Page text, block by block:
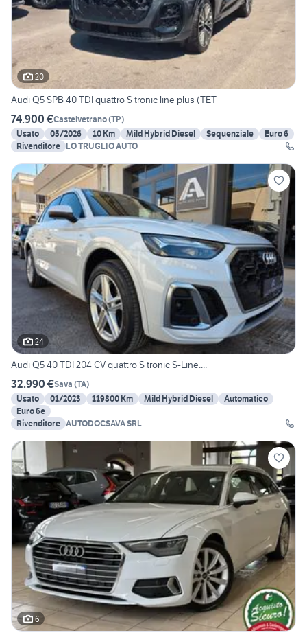
20
Audi Q5 SPB 40 TDI quattro S tronic line plus (TET
74.900 €Castelvetrano(TP)
Usato
05/2026 10 Km Mild Hybrid Diesel Sequenziale
Euro 6
Rivenditore LO TRUGLIO AUTO
24
Audi Q5 40 TDI 204 CV quattro S tronic S-Line....
32.990 €Sava (TA)
Usato
01/2023 119800 Km Mild Hybrid Diesel
Automatico
Euro 6e
Rivenditore AUTODOCSAVA SRL
6